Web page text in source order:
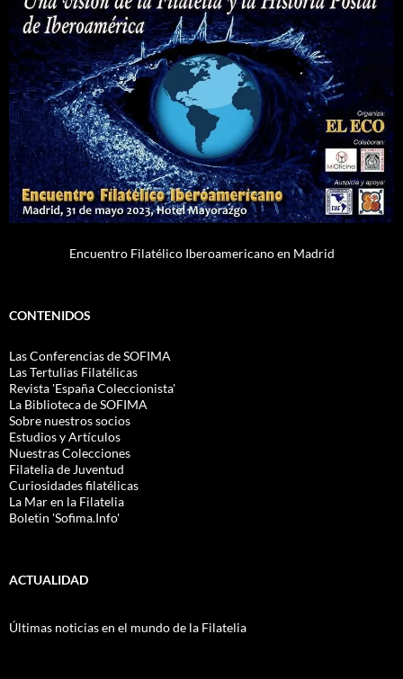
Encuentro Filatélico Iberoamericano en Madrid
CONTENIDOS
Las Conferencias de SOFIMA
Las Tertulias Filatélicas
Revista 'España Coleccionista'
La Biblioteca de SOFIMA
Sobre nuestros socios
Estudios y Artículos
Nuestras Colecciones
Filatelia de Juventud
Curiosidades filatélicas
La Mar en la Filatelia
Boletin 'Sofima.Info'
ACTUALIDAD
Últimas noticias en el mundo de la Filatelia